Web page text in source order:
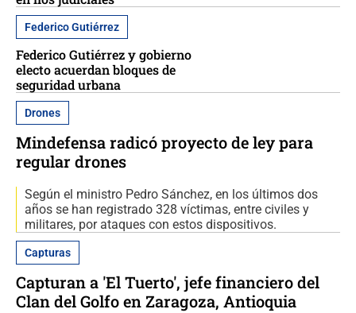
Federico Gutiérrez
Federico Gutiérrez y gobierno
electo acuerdan bloques de
seguridad urbana
Drones
Mindefensa radicó proyecto de ley para
regular drones
Según el ministro Pedro Sánchez, en los últimos dos
años se han registrado 328 víctimas, entre civiles y
militares, por ataques con estos dispositivos.
Capturas
Capturan a 'El Tuerto', jefe financiero del
Clan del Golfo en Zaragoza, Antioquia